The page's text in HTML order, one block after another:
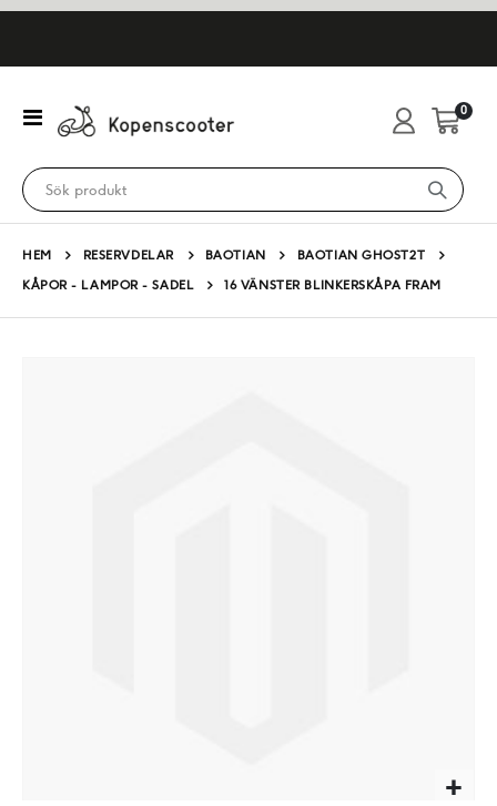
Växla
Nav
Cart
0
HEM RESERVDELAR BAOTIAN
BAOTIAN GHOST2T
KÅPOR - LAMPOR - SADEL
16 VÄNSTER BLINKERSKÅPA FRAM